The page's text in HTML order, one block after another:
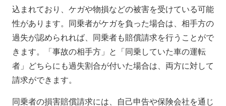
込まれており、ケガや物損などの被害を受けている可能
性があります。同乗者がケガを負った場合は、相手方の
過失が認められれば、同乗者も賠償請求を行うことがで
きます。「事故の相手方」と「同乗していた車の運転
者」どちらにも過失割合が付いた場合は、両方に対して
請求ができます。
同乗者の損害賠償請求には、自己申告や保険会社を通じ